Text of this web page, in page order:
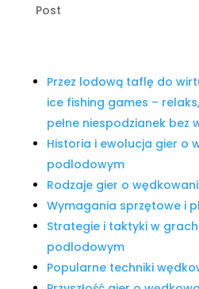
Post
Przez lodową taflę do
ice fishing games –
pełne niespodzianek bez
Historia i ewolucja gier o
podlodowym
Rodzaje gier o
Wymagania sprzętowe i
Strategie i taktyki w
podlodowym
Popularne techniki